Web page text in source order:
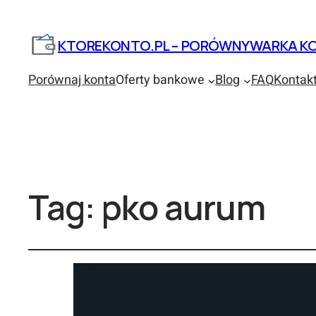
KTOREKONTO.PL – PORÓWNYWARKA
Porównaj kontaOferty bankowe Blog FAQ
Tag: pko aurum